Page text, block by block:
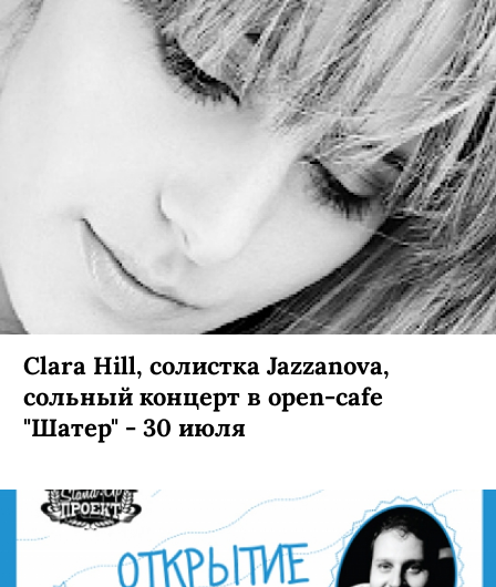
Clara Hill, солистка Jazzanova,
сольный концерт в open-cafe
"Шатер" - 30 июля